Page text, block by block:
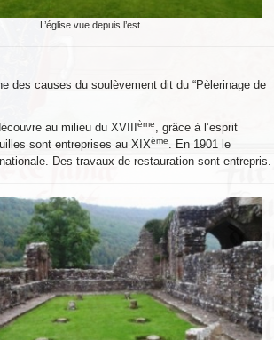
L’église vue depuis l’est
des causes du soulèvement dit du “Pèlerinage de
au milieu du XVIII
ème, grâce à l’esprit
sont entreprises au XIXème. En 1901 le
Des travaux de restauration sont entrepris.